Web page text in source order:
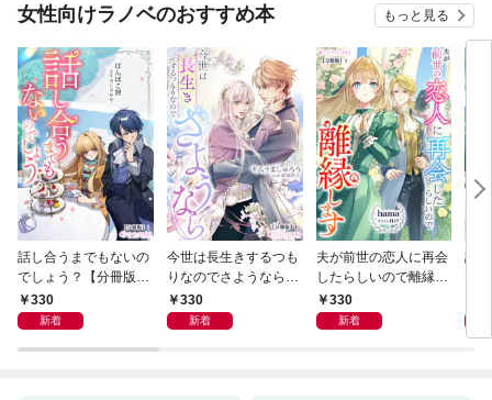
女性向けラノベのおすすめ本 もっと見る
話し合うまでもないの
でしょう？【分冊版】
1 330
新着
今世は長生きするつも
りなのでさようなら
【分冊版】1
330
新着
夫が前世の恋人に再会
したらしいので離縁し
ます【分冊版】1
330
新着
話
で